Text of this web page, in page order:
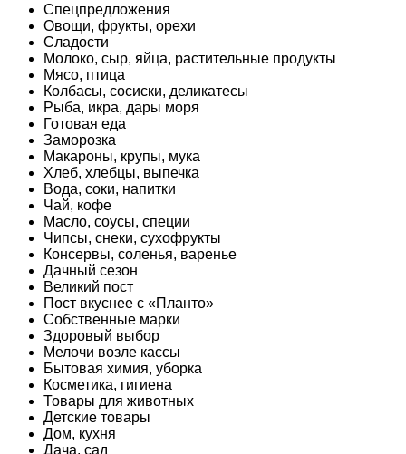
Спецпредложения
Овощи, фрукты, орехи
Сладости
Молоко, сыр, яйца, растительные продукты
Мясо, птица
Колбасы, сосиски, деликатесы
Рыба, икра, дары моря
Готовая еда
Заморозка
Макароны, крупы, мука
Хлеб, хлебцы, выпечка
Вода, соки, напитки
Чай, кофе
Масло, соусы, специи
Чипсы, снеки, сухофрукты
Консервы, соленья, варенье
Дачный сезон
Великий пост
Пост вкуснее с «Планто»
Собственные марки
Здоровый выбор
Мелочи возле кассы
Бытовая химия, уборка
Косметика, гигиена
Товары для животных
Детские товары
Дом, кухня
Дача, сад